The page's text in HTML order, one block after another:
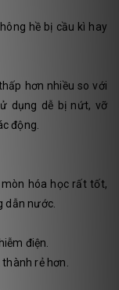
hề bị cầu kì hay
hơn nhiều so với
dụng dễ bị nứt, vỡ
động.
hóa học rất tốt,
dẫn nước.
điện.
rẻ hơn.